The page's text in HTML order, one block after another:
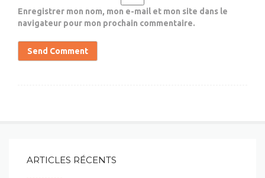
Enregistrer mon nom, mon e-mail et mon site dans le
navigateur pour mon prochain commentaire.
ARTICLES RÉCENTS